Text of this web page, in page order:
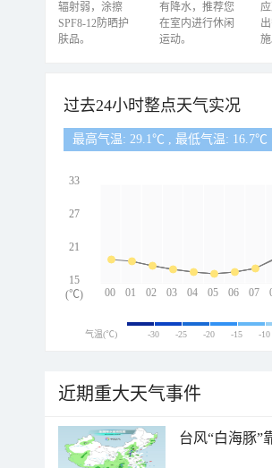
辐射弱，涂擦
SPF8-12防晒护
肤品。
有降水，推荐您
在室内进行休闲
运动。
施
过去24小时整点天气实况
最高气温: 29.1℃ , 最低气温: 16.7℃
00 01 02 03 04 05 06 07
33
27
21
15
(℃)
气温(℃) -30 -25 -20 -15 -10
近期重大天气事件
台风“白海豚”